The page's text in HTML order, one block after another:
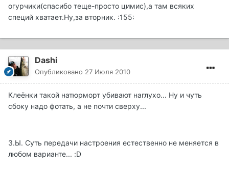
огурчики(спасибо теще-просто цимис),а там всяких
специй хватает.Ну,за вторник. :155:
Dashi
Опубликовано 27 Июля 2010
Клеёнки такой натюрморт убивают наглухо... Ну и чуть
сбоку надо фотать, а не почти сверху...
З.Ы. Суть передачи настроения естественно не меняется в
любом варианте... :D